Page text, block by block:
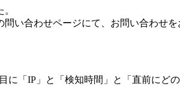
い合わせページにて、お問い合わせを
「IP」と「検知時間」と「直前にど